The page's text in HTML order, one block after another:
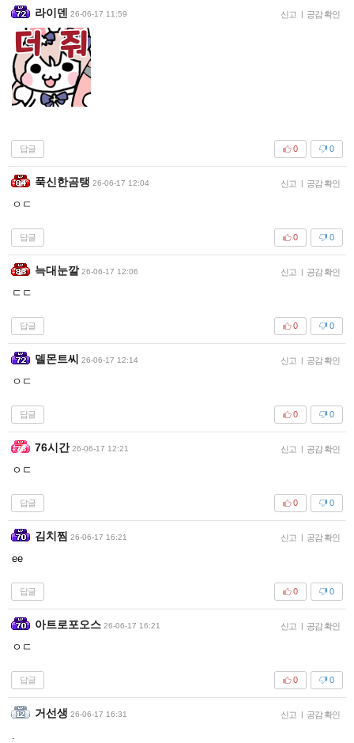
라이덴 26-06-17 11:59 신고 | 공감 확인
답글 0
0
푹신한곰탱 26-06-17 12:04 신고 | 공감 확인
ㅇㄷ
답글 0
0
늑대눈깔 26-06-17 12:06 신고 | 공감 확인
ㄷㄷ
답글 0
0
델몬트씨 26-06-17 12:14 신고 | 공감 확인
ㅇㄷ
답글 0
0
76시간 26-06-17 12:21 신고 | 공감 확인
ㅇㄷ
답글 0
0
김치찜 26-06-17 16:21 신고 | 공감 확인
ee
답글 0
0
아트로포오스 26-06-17 16:21 신고 | 공감 확인
ㅇㄷ
답글 0
0
거선생 26-06-17 16:31 신고 | 공감 확인